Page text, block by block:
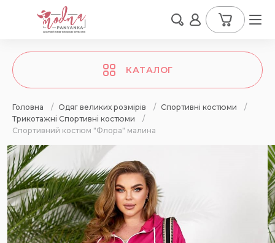
КАТАЛОГ
Головна / Одяг великих розмірів / Спортивні костюми
/
Трикотажні Спортивні костюми
/
Спортивний костюм "Флора" малина